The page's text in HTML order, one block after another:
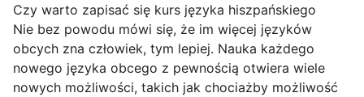
Czy warto zapisać się kurs języka hiszpańskiego
Nie bez powodu mówi się, że im więcej języków
obcych zna człowiek, tym lepiej. Nauka każdego
nowego języka obcego z pewnością otwiera wiele
nowych możliwości, takich jak chociażby możliwość